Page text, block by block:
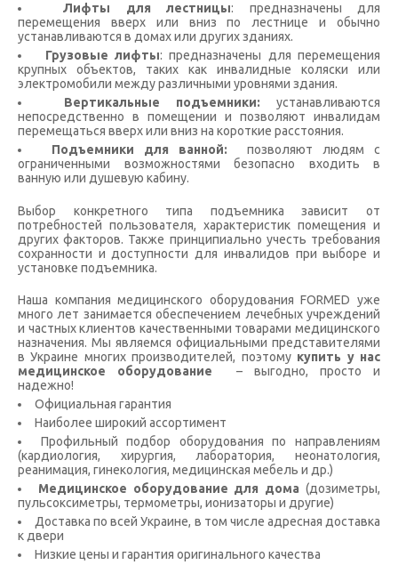
Лифты для лестницы: предназначены для
перемещения вверх или вниз по лестнице и обычно
устанавливаются в домах или других зданиях.
Грузовые лифты: предназначены для перемещения
крупных объектов, таких как инвалидные коляски или
электромобили между различными уровнями здания.
Вертикальные подъемники: устанавливаются
непосредственно в помещении и позволяют инвалидам
перемещаться вверх или вниз на короткие расстояния.
Подъемники для ванной: позволяют людям с
ограниченными возможностями безопасно входить в
ванную или душевую кабину.
Выбор конкретного типа подъемника зависит от
потребностей пользователя, характеристик помещения и
других факторов. Также принципиально учесть требования
сохранности и доступности для инвалидов при выборе и
установке подъемника.
Наша компания медицинского оборудования FORMED уже
много лет занимается обеспечением лечебных учреждений
и частных клиентов качественными товарами медицинского
назначения. Мы являемся официальными представителями
в Украине многих производителей, поэтому купить у нас
медицинское оборудование
– выгодно, просто и
надежно!
Официальная гарантия
Наиболее широкий ассортимент
Профильный подбор оборудования по направлениям
(кардиология, хирургия, лаборатория, неонатология,
реанимация, гинекология, медицинская мебель и др.)
Медицинское оборудование для дома (дозиметры,
пульсоксиметры, термометры, ионизаторы и другие)
Доставка по всей Украине, в том числе адресная доставка
к двери
Низкие цены и гарантия оригинального качества